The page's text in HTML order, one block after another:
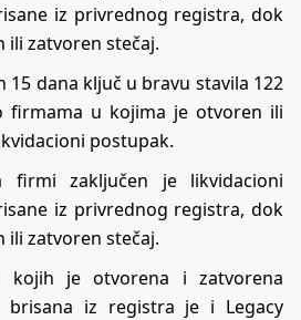
iz privrednog registra, dok
ili zatvoren stečaj.
15 dana ključ u bravu stavila 122
firmama u kojima je otvoren ili
postupak.
firmi zaključen je likvidacioni
iz privrednog registra, dok
ili zatvoren stečaj.
kojih je otvorena i zatvorena
iz registra je i Legacy